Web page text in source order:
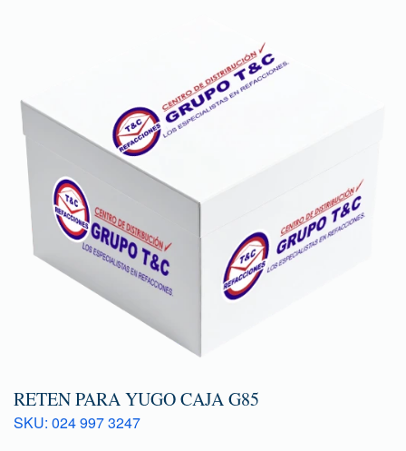
RETEN PARA YUGO CAJA G85
SKU: 024 997 3247